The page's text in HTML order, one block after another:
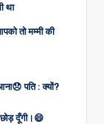
था
तो मम्मी की
पति : क्यों?
छोड़ दूँगी।😄